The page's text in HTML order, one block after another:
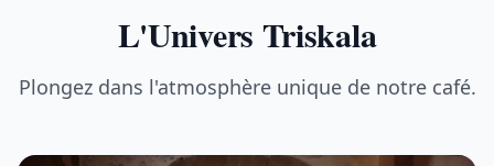
L'Univers Triskala
Plongez dans l'atmosphère unique de notre café.